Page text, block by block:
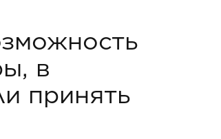
в
принять